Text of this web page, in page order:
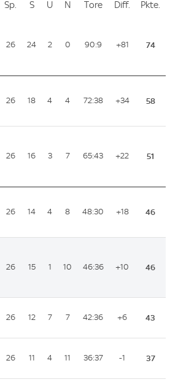
Sp. Spiele
SSiege
U Unentschieden
N Niederlagen
ToreToreDiff. Differenz
Pkte.
26 24 2 0 90:9 +81 74
26 18 4 4 72:38 +34 58
26 16 3 7 65:43 +22 51
26 14 4 8 48:30 +18 46
26 15 1 10 46:36 +10 46
26 12 7 7 42:36 +6 43
26 11 4 11 36:37 -1 37